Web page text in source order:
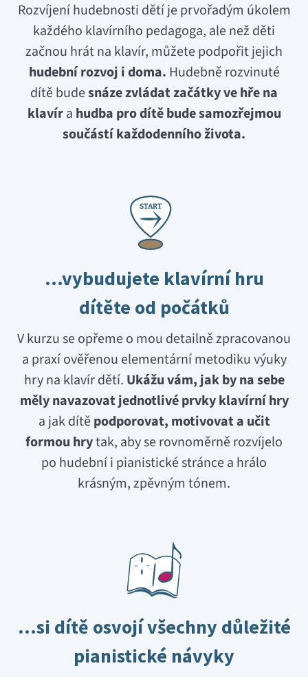
Rozvíjení hudebnosti dětí je prvořadým úkolem
každého klavírního pedagoga, ale než děti
začnou hrát na klavír, můžete podpořit jejich
hudební rozvoj i doma. Hudebně rozvinuté
dítě budesnáze zvládat začátky ve hře na
klavíra hudba pro dítě bude samozřejmou
součástí každodenního života.
START
…vybudujete klavírní hru
dítěte od počátků
V kurzu se opřeme o mou detailně zpracovanou
a praxí ověřenou elementární metodiku výuky
hry na klavír dětí. Ukážu vám, jak by na sebe
měly navazovat jednotlivé prvky klavírní hry
a jak dítěpodporovat, motivovat a učit
formou hrytak, aby se rovnoměrně rozvíjelo
po hudební i pianistické stránce a hrálo
krásným, zpěvným tónem.
…si dítě osvojí všechny důležité
pianistické návyky